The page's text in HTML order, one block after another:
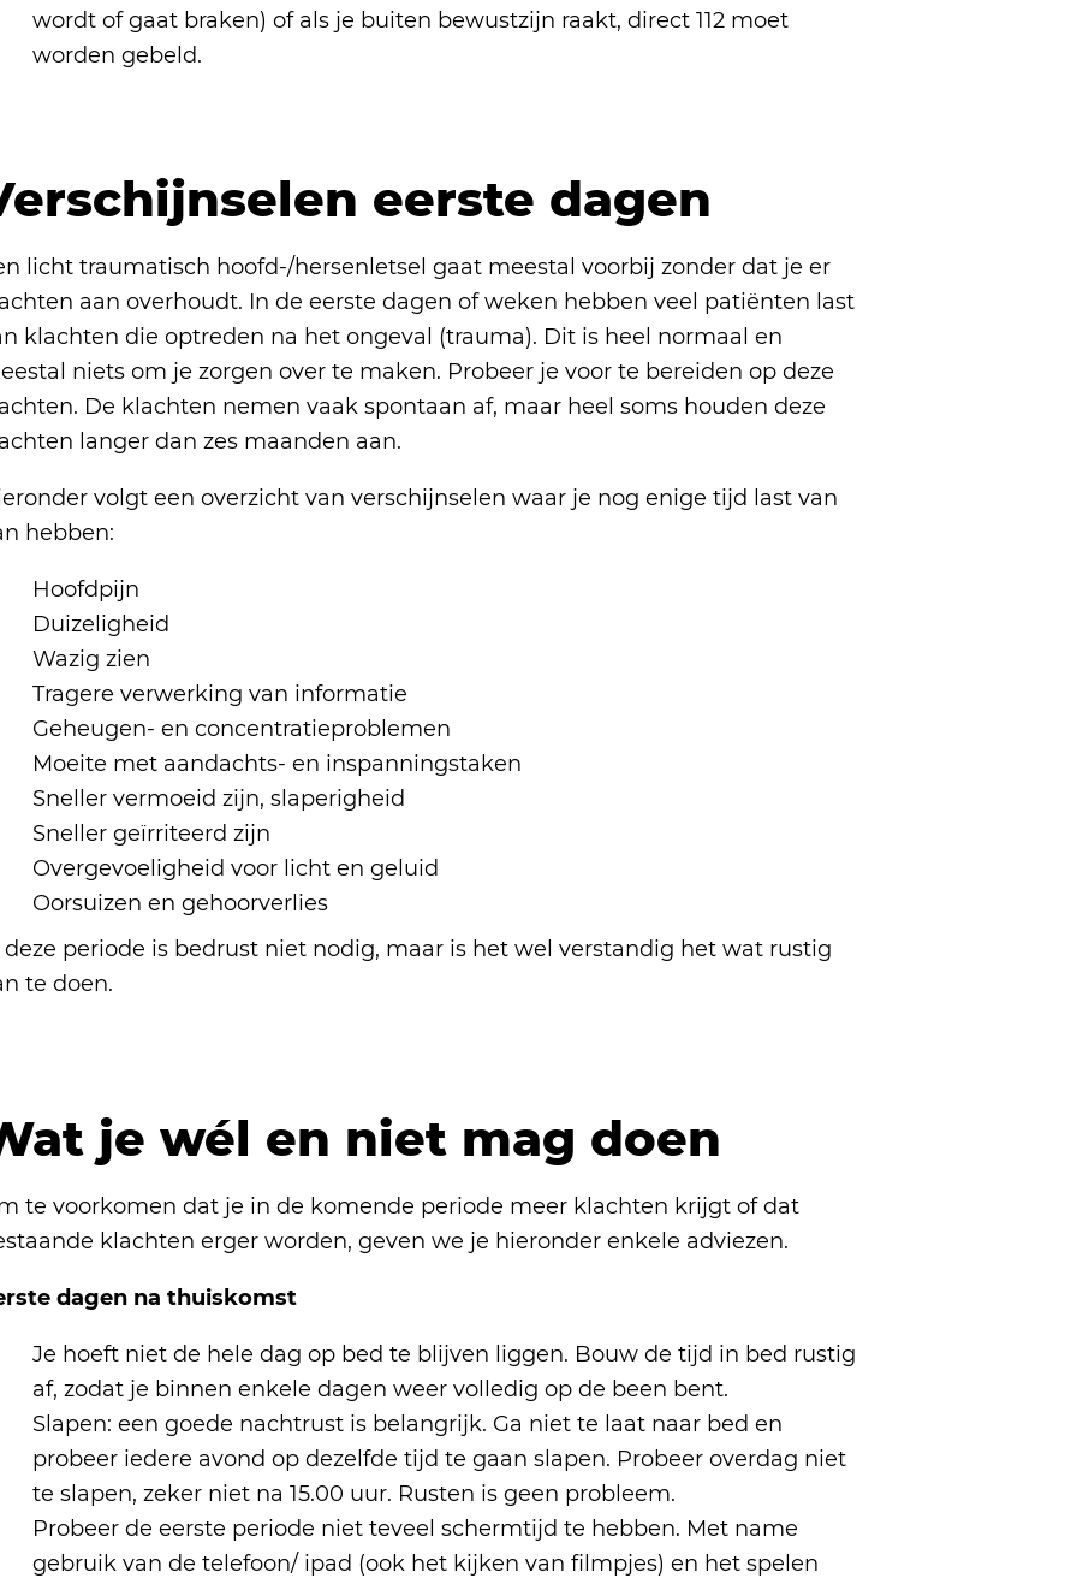
wordt of gaat braken) of als je buiten bewustzijn raakt, direct 112 moet
worden gebeld.
eerste dagen
licht traumatisch hoofd-/hersenletsel gaat meestal voorbij zonder dat je er
aan overhoudt. In de eerste dagen of weken hebben veel patiënten last
klachten die optreden na het ongeval (trauma). Dit is heel normaal en
niets om je zorgen over te maken. Probeer je voor te bereiden op deze
De klachten nemen vaak spontaan af, maar heel soms houden deze
langer dan zes maanden aan.
volgt een overzicht van verschijnselen waar je nog enige tijd last van
hebben:
Hoofdpijn
Duizeligheid
Wazig zien
Tragere verwerking van informatie
Geheugen- en concentratieproblemen
Moeite met aandachts- en inspanningstaken
Sneller vermoeid zijn, slaperigheid
Sneller geïrriteerd zijn
Overgevoeligheid voor licht en geluid
Oorsuizen en gehoorverlies
deze periode is bedrust niet nodig, maar is het wel verstandig het wat rustig
te doen.
je wél en niet mag doen
te voorkomen dat je in de komende periode meer klachten krijgt of dat
klachten erger worden, geven we je hieronder enkele adviezen.
dagen na thuiskomst
Je hoeft niet de hele dag op bed te blijven liggen. Bouw de tijd in bed rustig
af, zodat je binnen enkele dagen weer volledig op de been bent.
Slapen: een goede nachtrust is belangrijk. Ga niet te laat naar bed en
probeer iedere avond op dezelfde tijd te gaan slapen. Probeer overdag niet
te slapen, zeker niet na 15.00 uur. Rusten is geen probleem.
Probeer de eerste periode niet teveel schermtijd te hebben. Met name
gebruik van de telefoon/ ipad (ook het kijken van filmpjes) en het spelen